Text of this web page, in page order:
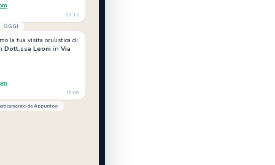
09:12
OGGI
la tua visita oculistica di
Dott.ssa Leoni in Via
10:00
da Appuntoo